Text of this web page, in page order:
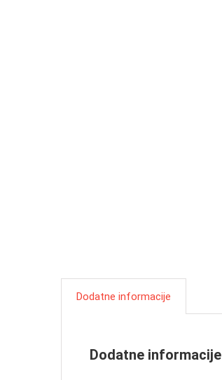
Dodatne informacije
Dodatne informacije